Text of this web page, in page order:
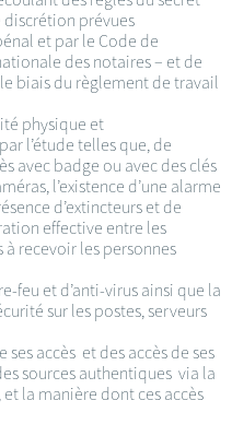
prévues
et par le Code de
des notaires – et de
biais du règlement de travail
physique et
l’étude telles que, de
avec badge ou avec des clés
l’existence d’une alarme
d’extincteurs et de
effective entre les
à recevoir les personnes
feu et d’anti-virus ainsi que la
sur les postes, serveurs
accès et des accès de ses
sources authentiques via la
la manière dont ces accès